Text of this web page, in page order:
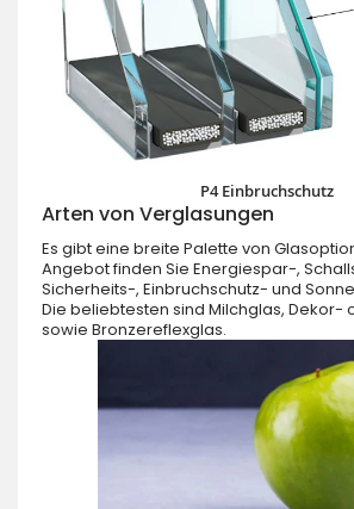
P4 Einbruchschutz
Arten von Verglasungen
Es gibt eine breite Palette von
Angebot finden Sie Energiespar-,
Sicherheits-, Einbruchschutz- und
Die beliebtesten sind Milchglas, Dekor-
sowie Bronzereflexglas.